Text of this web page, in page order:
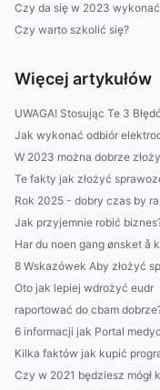
Czy da się w 2023
Czy warto szkolić się?
Więcej artykułów
UWAGA! Stosując Te 3
Jak wykonać odbiór
W 2023 można dobrze
Te fakty jak złożyć
Rok 2025 - dobry czas by
Jak przyjemnie robić
Har du noen gang ønsket å
8 Wskazówek Aby złożyć
Oto jak lepiej wdrożyć eudr
raportować do cbam
6 informacji jak Portal
Kilka faktów jak kupić
Czy w 2021 będziesz mógł